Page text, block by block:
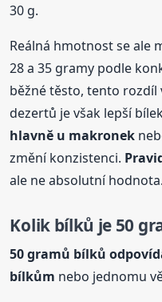
30 g.
Reálná hmotnost se ale
28 a 35 gramy podle
běžné těsto, tento rozdíl
dezertů je však lepší
hlavně u makronek
změní konzistenci.
ale ne absolutní hodnota.
Kolik bílků je 50
50 gramů bílků
bílkům nebo jednomu